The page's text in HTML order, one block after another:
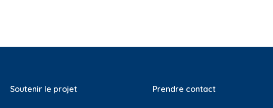
Soutenir le projet Prendre contact